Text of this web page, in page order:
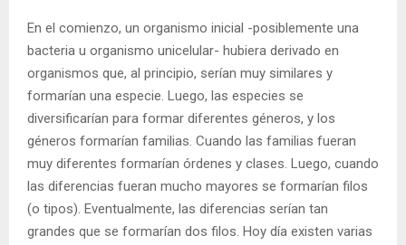
En el comienzo, un organismo inicial -posiblemente una
bacteria u organismo unicelular- hubiera derivado en
organismos que, al principio, serían muy similares y
formarían una especie. Luego, las especies se
diversificarían para formar diferentes géneros, y los
géneros formarían familias. Cuando las familias fueran
muy diferentes formarían órdenes y clases. Luego, cuando
las diferencias fueran mucho mayores se formarían filos
(o tipos). Eventualmente, las diferencias serían tan
grandes que se formarían dos filos. Hoy día existen varias